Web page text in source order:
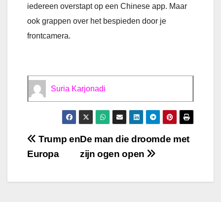
iedereen overstapt op een Chinese app. Maar
ook grappen over het bespieden door je
frontcamera.
Suria Karjonadi
Bericht
navigatie
De man die droomde met
zijn ogen open
Trump en
Europa